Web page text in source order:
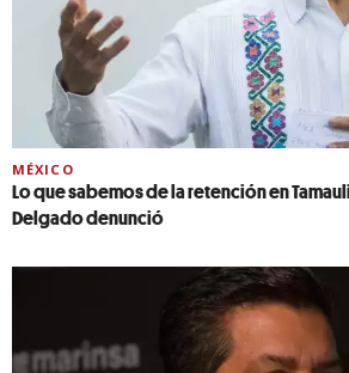
MÉXICO
Lo que sabemos de la retención en
Delgado denunció